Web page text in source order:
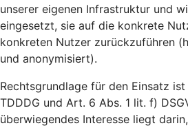
unserer eigenen Infrastruktur und
eingesetzt, sie auf die konkrete
konkreten Nutzer zurückzuführen
und anonymisiert).
Rechtsgrundlage für den Einsatz
TDDDG und Art. 6 Abs. 1 lit. f)
überwiegendes Interesse liegt